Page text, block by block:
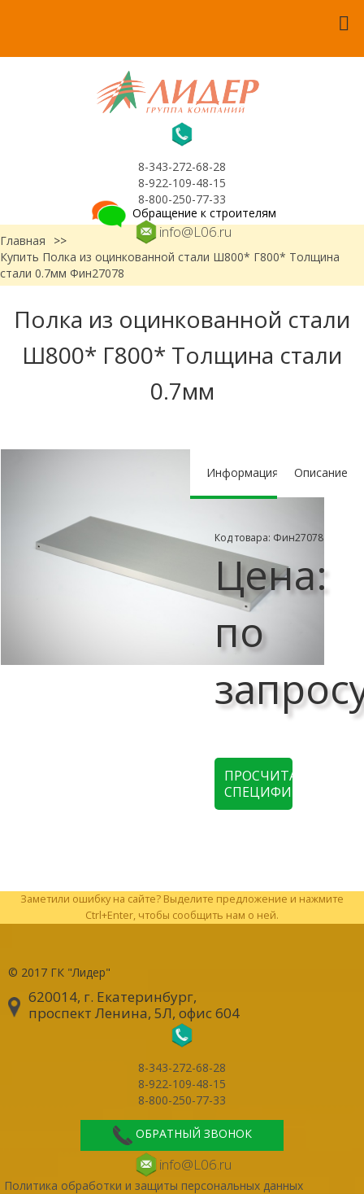
8-343-272-68-28
8-922-109-48-15
8-800-250-77-33
info@L06.ru
Обращение к строителям
Главная
>>
Купить Полка из оцинкованной стали Ш800* Г800* Толщина
стали 0.7мм Фин27078
Полка из оцинкованной стали
Ш800* Г800* Толщина стали
0.7мм
Информация Описание
Код товара: Фин27078
Цена:
по
ПРОСЧИТАТЬ
СПЕЦИФИКАЦИЮ
Заметили ошибку на сайте? Выделите предложение и нажмите
Ctrl+Enter, чтобы сообщить нам о ней.
© 2017 ГК "Лидер"
620014, г. Екатеринбург,
проспект Ленина, 5Л, офис 604
8-343-272-68-28
8-922-109-48-15
8-800-250-77-33
ОБРАТНЫЙ ЗВОНОК
info@L06.ru
Политика обработки и защиты персональных данных